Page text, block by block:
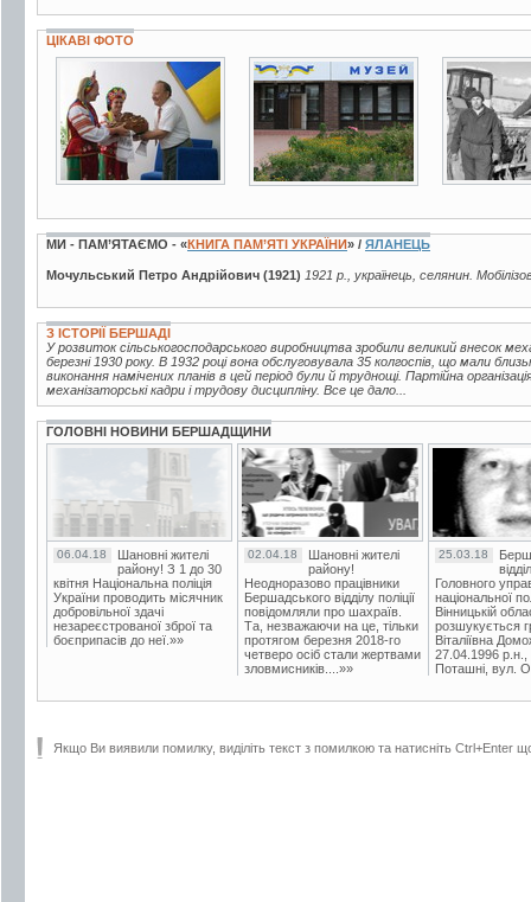
ЦІКАВІ ФОТО
4 фото 13 фото 2 фото
МИ - ПАМ’ЯТАЄМО - «КНИГА ПАМ’ЯТІ УКРАЇНИ» / ЯЛАНЕЦЬ
Мочульський Петро Андрійович (1921) 1921 р., українець, селянин.
З ІСТОРІЇ БЕРШАДІ
У розвиток сільськогосподарського виробництва зробили великий внесок
березні 1930 року. В 1932 році вона обслуговувала 35 колгоспів, що мали
виконання намічених планів в цей період були й труднощі. Партійна
механізаторські кадри і трудову дисципліну. Все це дало...
ГОЛОВНІ НОВИНИ БЕРШАДЩИНИ
06.04.18
Шановні жителі
району! З 1 до 30
квітня Національна поліція
України проводить місячник
добровільної здачі
незареєстрованої зброї та
боєприпасів до неї.»»
02.04.18
Шановні жителі
району!
Неодноразово працівники
Бершадського відділу поліції
повідомляли про шахраїв.
Та, незважаючи на це, тільки
протягом березня 2018-го
четверо осіб стали жертвами
зловмисників....»»
25.03.18
Головного
національної
Вінницькій
розшукується
Віталіївна
27.04.1996 р.н.,
Поташні, вул.
Якщо Ви виявили помилку, виділіть текст з помилкою та натисніть Ctrl+Enter